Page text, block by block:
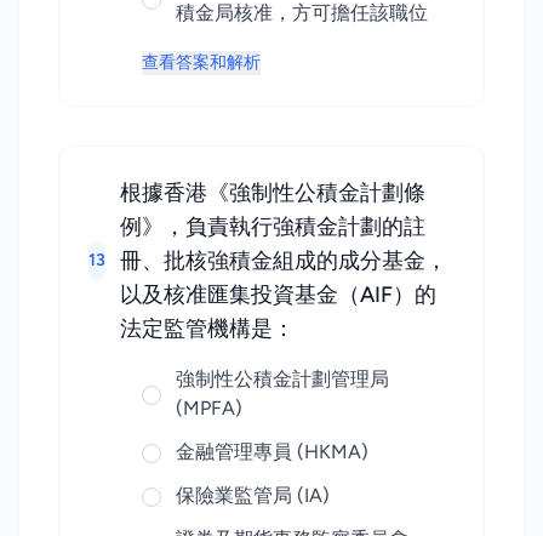
積金局核准，方可擔任該職位
查看答案和解析
13
根據香港《強制性公積金計劃條
例》，負責執行強積金計劃的註
冊、批核強積金組成的成分基金，
以及核准匯集投資基金（AIF）的
法定監管機構是：
強制性公積金計劃管理局
(MPFA)
金融管理專員 (HKMA)
保險業監管局 (IA)